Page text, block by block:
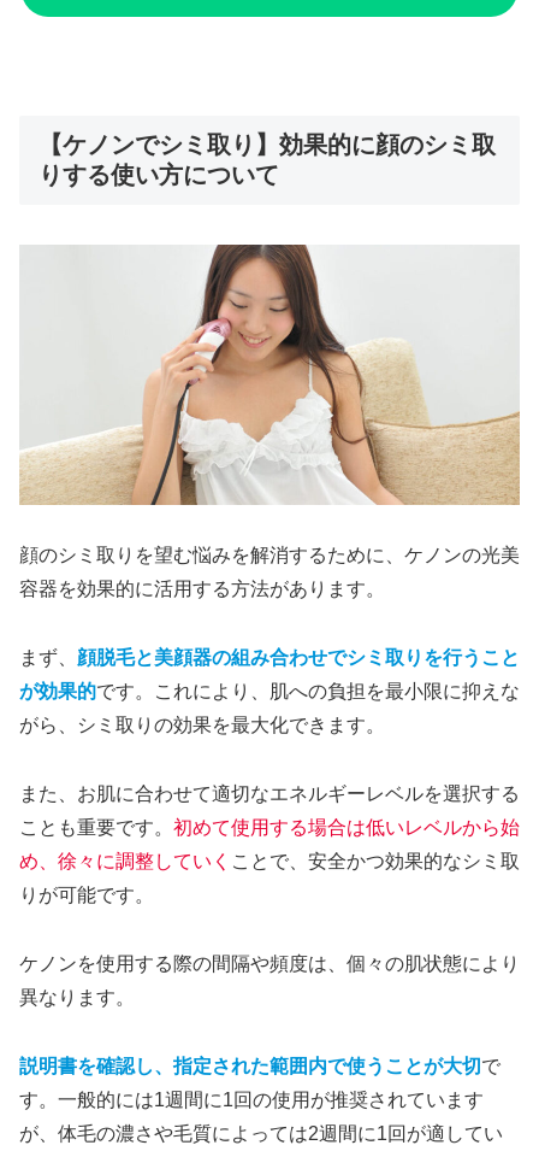
【ケノンでシミ取り】効果的に顔のシミ取
りする使い方について
顔のシミ取りを望む悩みを解消するために、ケノンの光美
容器を効果的に活用する方法があります。
まず、 顔脱毛と美顔器の組み合わせでシミ取りを行うこと
が効果的です。これにより、肌への負担を最小限に抑えな
がら、シミ取りの効果を最大化できます。
また、お肌に合わせて適切なエネルギーレベルを選択する
ことも重要です。 初めて使用する場合は低いレベルから始
め、徐々に調整していく ことで、安全かつ効果的なシミ取
りが可能です。
ケノンを使用する際の間隔や頻度は、個々の肌状態により
異なります。
説明書を確認し、指定された範囲内で使うことが大切で
す。一般的には1週間に1回の使用が推奨されています
が、体毛の濃さや毛質によっては2週間に1回が適してい